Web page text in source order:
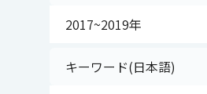
2017~2019年
キーワード(日本語)